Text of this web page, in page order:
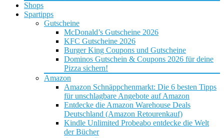
Shops
Spartipps
Gutscheine
McDonald’s Gutscheine 2026
KFC Gutscheine 2026
Burger King Coupons und Gutscheine
Dominos Gutschein & Coupons 2026 für deine
Pizza sichern!
Amazon
Amazon Schnäppchenmarkt: Die 6 besten Tipps
für unschlagbare Angebote auf Amazon
Entdecke die Amazon Warehouse Deals
Deutschland (Amazon Retourenkauf)
Kindle Unlimited Probeabo entdecke die Welt
der Bücher